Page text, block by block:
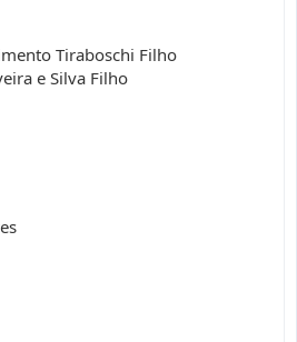
Tiraboschi Filho
e Silva Filho